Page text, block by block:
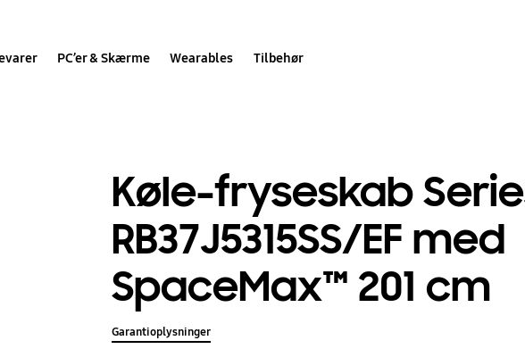
PC’er & Skærme Wearables Tilbehør
Køle-fryseskab
RB37J5315SS/EF med
SpaceMax™ 201 cm
Garantioplysninger